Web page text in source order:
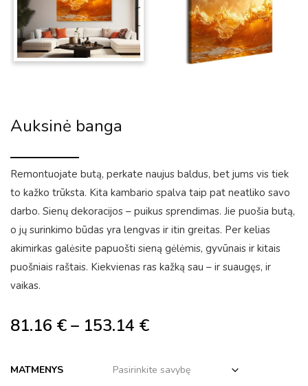
Auksinė banga
Remontuojate butą, perkate naujus baldus, bet jums vis tiek
to kažko trūksta. Kita kambario spalva taip pat neatliko savo
darbo. Sienų dekoracijos – puikus sprendimas. Jie puošia butą,
o jų surinkimo būdas yra lengvas ir itin greitas. Per kelias
akimirkas galėsite papuošti sieną gėlėmis, gyvūnais ir kitais
puošniais raštais. Kiekvienas ras kažką sau – ir suaugęs, ir
vaikas.
81.16 €– 153.14 €
MATMENYS